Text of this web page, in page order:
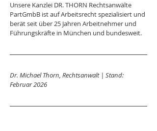
Unsere Kanzlei DR. THORN Rechtsanwälte
PartGmbB ist auf Arbeitsrecht spezialisiert und
berät seit über 25 Jahren Arbeitnehmer und
Führungskräfte in München und bundesweit.
Dr. Michael Thorn, Rechtsanwalt | Stand:
Februar 2026